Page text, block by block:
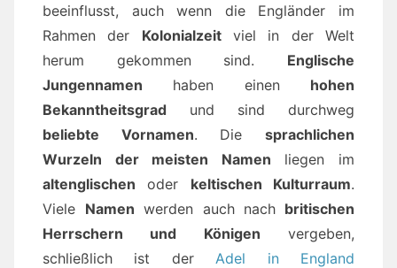
beeinflusst, auch wenn die Engländer im
Rahmen der Kolonialzeitviel in der Welt
herum gekommen sind. Englische
Jungennamen haben einen hohen
Bekanntheitsgrad und sind durchweg
beliebte Vornamen. Diesprachlichen
Wurzeln der meisten Namen liegen im
altenglischen oder keltischen Kulturraum.
Viele Namen werden auch nach britischen
Herrschern und Königen vergeben,
schließlich ist der Adel in England